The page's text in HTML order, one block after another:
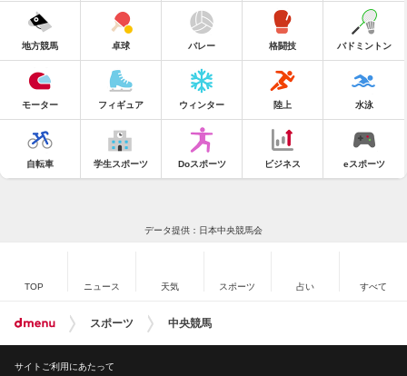
地方競馬 卓球 バレー 格闘技 バドミントン
モーター フィギュア ウィンター 陸上 水泳
自転車 学生スポーツ Doスポーツ ビジネス eスポーツ
データ提供：日本中央競馬会
TOP ニュース 天気 スポーツ 占い すべて
スポーツ 中央競馬
サイトご利用にあたって